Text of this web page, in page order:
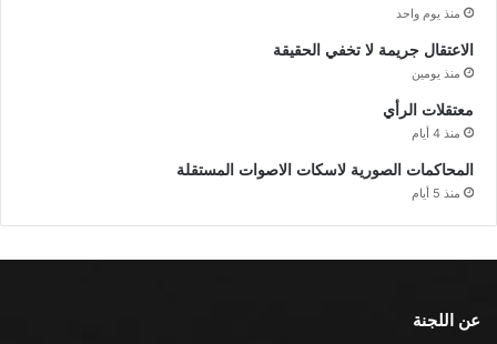
منذ يوم واحد
الاعتقال جريمة لا تخفي الحقيقة
منذ يومين
معتقلات الرأي
منذ 4 أيام
المحاكمات الصورية لاسكات الاصوات المستقلة
منذ 5 أيام
عن اللجنة